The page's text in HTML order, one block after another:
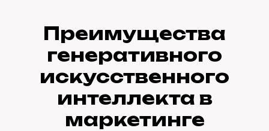
Преимущества
генеративного
искусственного
интеллекта в
маркетинге